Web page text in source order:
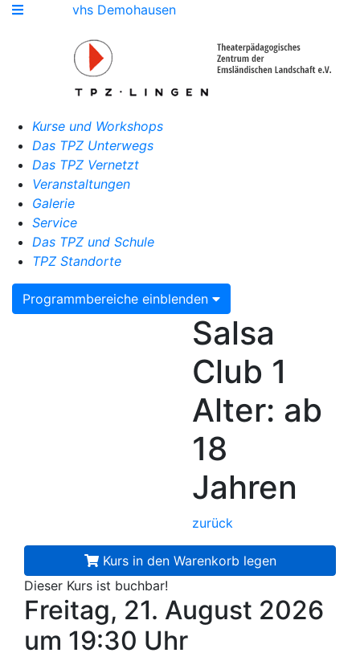
vhs Demohausen
Kurse und Workshops
Das TPZ Unterwegs
Das TPZ Vernetzt
Veranstaltungen
Galerie
Service
Das TPZ und Schule
TPZ Standorte
Programmbereiche einblenden
Salsa
Club 1
Alter: ab
18
Jahren
zurück
Kurs in den Warenkorb legen
Dieser Kurs ist buchbar!
Freitag, 21. August 2026
um 19:30 Uhr